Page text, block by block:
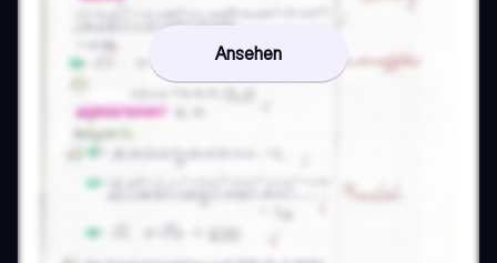
Ansehen